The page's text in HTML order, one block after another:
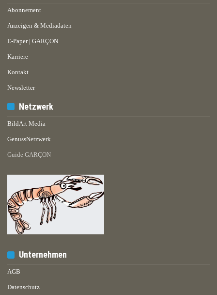
Abonnement
Anzeigen & Mediadaten
E-Paper | GARÇON
Karriere
Kontakt
Newsletter
Netzwerk
BildArt Media
GenussNetzwerk
Guide GARÇON
Unternehmen
AGB
Datenschutz